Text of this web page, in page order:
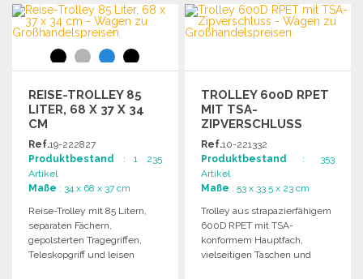
Angebot anfordern
BESTELLEN
Angebot anfordern
REISE-TROLLEY 85
LITER, 68 X 37 X 34
CM
Ref.19-222827
Produktbestand : 1 235
Artikel
Maße : 34 x 68 x 37 cm
Reise-Trolley mit 85 Litern,
separaten Fächern,
gepolsterten Tragegriffen,
Teleskopgriff und leisen
TROLLEY 600D RPET
MIT TSA-
ZIPVERSCHLUSS
Ref.10-221332
Produktbestand : 353
Artikel
Maße : 53 x 33.5 x 23 cm
Trolley aus strapazierfähigem
600D RPET mit TSA-
konformem Hauptfach,
vielseitigen Taschen und